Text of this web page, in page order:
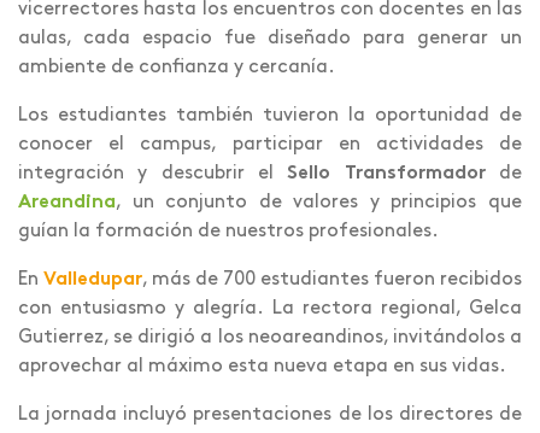
vicerrectores hasta los encuentros con docentes en las
aulas, cada espacio fue diseñado para generar un
ambiente de confianza y cercanía.
Los estudiantes también tuvieron la oportunidad de
conocer el campus, participar en actividades de
integración y descubrir elSello Transformadorde
Areandina, un conjunto de valores y principios que
guían la formación de nuestros profesionales.
En Valledupar, más de 700 estudiantes fueron recibidos
con entusiasmo y alegría. La rectora regional, Gelca
Gutierrez, se dirigió a los neoareandinos, invitándolos a
aprovechar al máximo esta nueva etapa en sus vidas.
La jornada incluyó presentaciones de los directores de